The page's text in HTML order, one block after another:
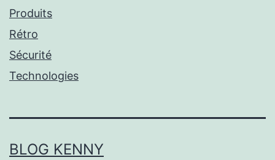
Produits
Rétro
Sécurité
Technologies
BLOG KENNY